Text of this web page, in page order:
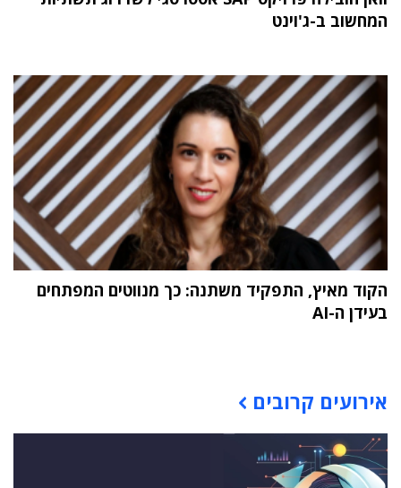
המחשוב ב-ג'וינט
הקוד מאיץ, התפקיד משתנה: כך מנווטים המפתחים
בעידן ה-AI
אירועים קרובים